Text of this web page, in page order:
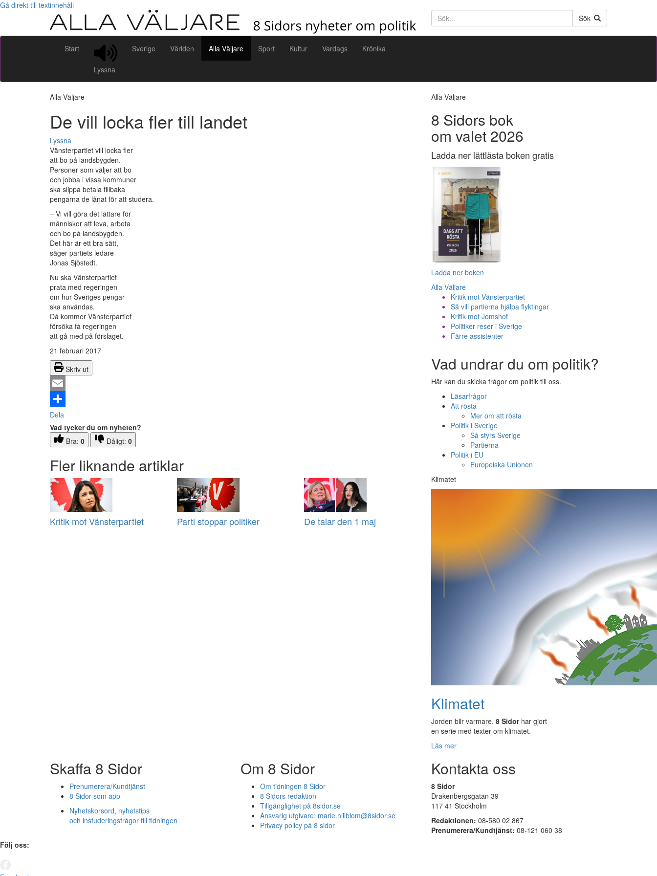
Gå direkt till textinnehåll
Söktext
Sök
Start
Lyssna
Sverige Världen Alla Väljare Sport Kultur Vardags Krönika
Alla Väljare
De vill locka fler till landet
Lyssna
Vänsterpartiet vill locka fler
att bo på landsbygden.
Personer som väljer att bo
och jobba i vissa kommuner
ska slippa betala tillbaka
pengarna de lånat för att studera.
– Vi vill göra det lättare för
människor att leva, arbeta
och bo på landsbygden.
Det här är ett bra sätt,
säger partiets ledare
Jonas Sjöstedt.
Nu ska Vänsterpartiet
prata med regeringen
om hur Sveriges pengar
ska användas.
Då kommer Vänsterpartiet
försöka få regeringen
att gå med på förslaget.
21 februari 2017
Skriv ut
Email
Dela
Vad tycker du om nyheten?
Bra: 0 Dåligt: 0
Fler liknande artiklar
Kritik mot Vänsterpartiet Parti stoppar politiker De talar den 1 maj
Alla Väljare
8 Sidors bok
om valet 2026
Ladda ner lättlästa boken gratis
Ladda ner boken
Alla Väljare
Kritik mot Vänsterpartiet
Så vill partierna hjälpa flyktingar
Kritik mot Jomshof
Politiker reser i Sverige
Färre assistenter
Vad undrar du om politik?
Här kan du skicka frågor om politik till oss.
Läsarfrågor
Att rösta
Mer om att rösta
Politik i Sverige
Så styrs Sverige
Partierna
Politik i EU
Europeiska Unionen
Klimatet
Klimatet
Jorden blir varmare. 8 Sidorhar gjort
en serie med texter om klimatet.
Läs mer
Skaffa 8 Sidor
Prenumerera/Kundtjänst
8 Sidor som app
Nyhetskorsord, nyhetstips
och instuderingsfrågor till tidningen
Om 8 Sidor
Om tidningen 8 Sidor
8 Sidors redaktion
Tillgänglighet på 8sidor.se
Ansvarig utgivare: marie.hillblom@8sidor.se
Privacy policy på 8 sidor
Kontakta oss
8 Sidor
Drakenbergsgatan 39
117 41 Stockholm
Redaktionen: 08-580 02 867
Prenumerera/Kundtjänst: 08-121 060 38
Följ oss: